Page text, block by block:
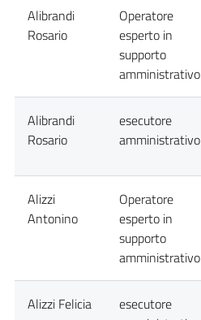
Alibrandi
Rosario
Operatore
esperto in
supporto
amministrativo
Alibrandi
Rosario
esecutore
amministrativo
Alizzi
Antonino
Operatore
esperto in
supporto
amministrativo
Alizzi Felicia
esecutore